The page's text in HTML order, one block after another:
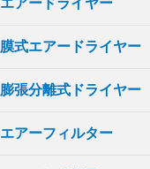
エアードライヤー
膜式エアードライヤー
膨張分離式ドライヤー
エアーフィルター